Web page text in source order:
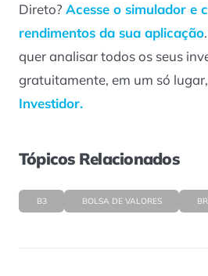
Direto? Acesse o simulador e
rendimentos da sua aplicação
quer analisar todos os seus
gratuitamente, em um só
Investidor.
Tópicos Relacionados
B3 BOLSA DE VALORES